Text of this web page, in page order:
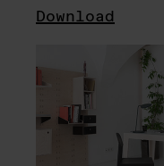
Download